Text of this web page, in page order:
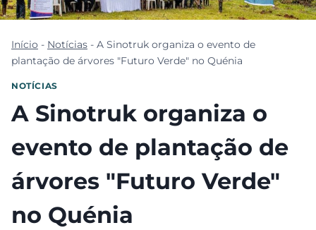
Início - Notícias - A Sinotruk organiza o evento de
plantação de árvores "Futuro Verde" no Quénia
NOTÍCIAS
A Sinotruk organiza o
evento de plantação de
árvores "Futuro Verde"
no Quénia